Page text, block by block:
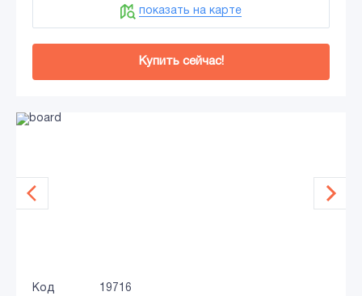
показать на карте
Купить сейчас!
Код
19716